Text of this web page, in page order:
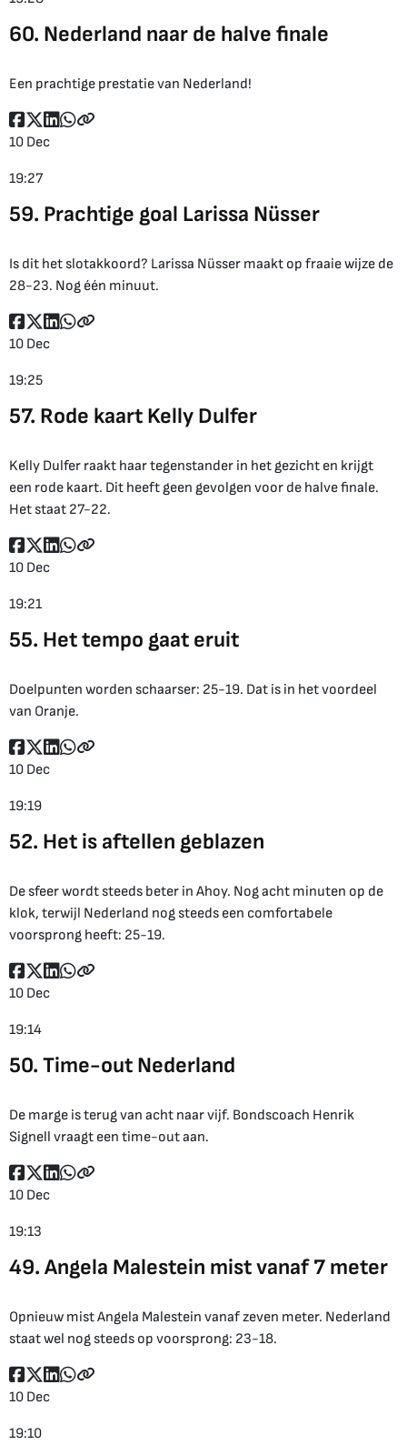
60. Nederland naar de halve finale
Een prachtige prestatie van Nederland!
10 Dec
19:27
59. Prachtige goal Larissa Nüsser
Is dit het slotakkoord? Larissa Nüsser maakt op fraaie wijze de
28-23. Nog één minuut.
10 Dec
19:25
57. Rode kaart Kelly Dulfer
Kelly Dulfer raakt haar tegenstander in het gezicht en krijgt
een rode kaart. Dit heeft geen gevolgen voor de halve finale.
Het staat 27-22.
10 Dec
19:21
55. Het tempo gaat eruit
Doelpunten worden schaarser: 25-19. Dat is in het voordeel
van Oranje.
10 Dec
19:19
52. Het is aftellen geblazen
De sfeer wordt steeds beter in Ahoy. Nog acht minuten op de
klok, terwijl Nederland nog steeds een comfortabele
voorsprong heeft: 25-19.
10 Dec
19:14
50. Time-out Nederland
De marge is terug van acht naar vijf. Bondscoach Henrik
Signell vraagt een time-out aan.
10 Dec
19:13
49. Angela Malestein mist vanaf 7 meter
Opnieuw mist Angela Malestein vanaf zeven meter. Nederland
staat wel nog steeds op voorsprong: 23-18.
10 Dec
19:10